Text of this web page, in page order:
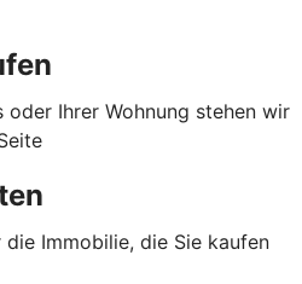
oder Ihrer Wohnung stehen wir
Immobilie, die Sie kaufen